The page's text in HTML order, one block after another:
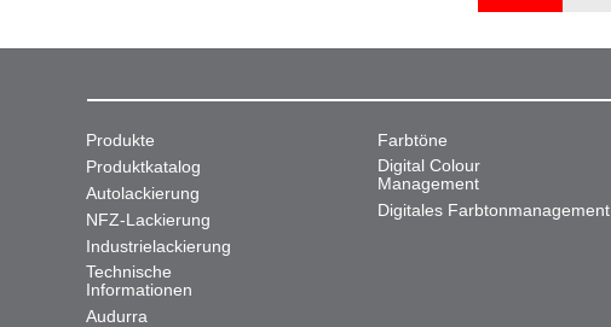
Produkte
Produktkatalog
Autolackierung
NFZ-Lackierung
Industrielackierung
Technische
Informationen
Audurra
Farbtöne
Digital Colour
Management
Digitales Farbtonmanagement